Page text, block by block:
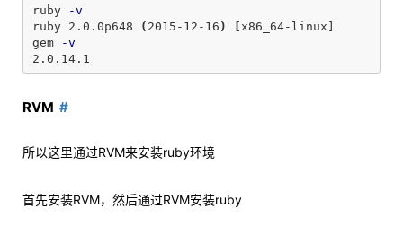
ruby
-v
ruby 2.0.0p648
( 2015-12-16 )
x86_64-linux]
gem
-v
RVM
所以这里通过RVM来安装ruby环境
首先安装RVM，然后通过RVM安装ruby